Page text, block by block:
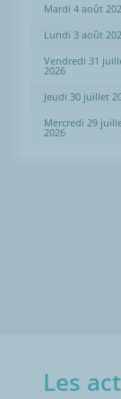
Mardi 4 août
Lundi 3 août
Vendredi 31
2026
Jeudi 30 juillet
Mercredi 29
2026
Les